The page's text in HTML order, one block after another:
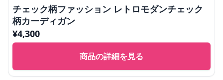
チェック柄ファッション レトロモダンチェック
柄カーディガン
¥4,300
商品の詳細を見る